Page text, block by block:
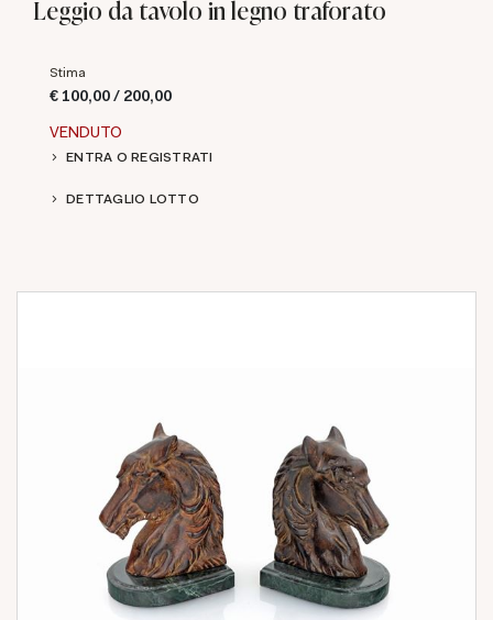
Leggio da tavolo in legno traforato
Stima
€ 100,00 / 200,00
VENDUTO
ENTRA O REGISTRATI
DETTAGLIO LOTTO